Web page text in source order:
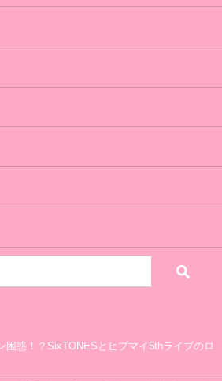
困惑！？SixTONESとヒプマイ5thライブのロ